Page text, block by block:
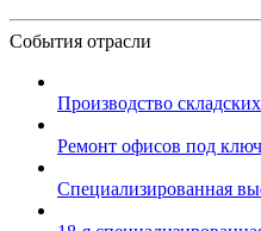
События отрасли
Производство
Ремонт офисов под ключ
Специализированная